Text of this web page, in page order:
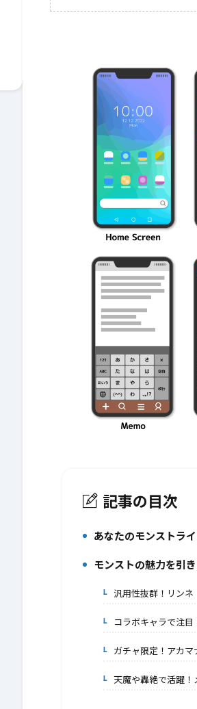
つ！おすすめパーティ
記事の目次
あなたのモンストラ
モンストの魅力を引
2-1.汎用性抜群！リンネ
2-2.コラボキャラで注目
2-3.ガチャ限定！アカマ
2-4.天魔や轟絶で活躍！